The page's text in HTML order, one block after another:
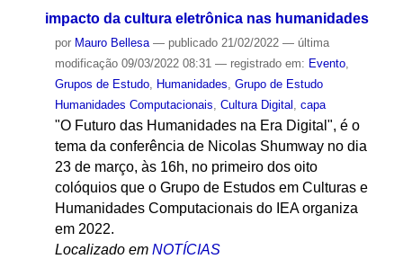
impacto da cultura eletrônica nas humanidades
por Mauro Bellesa — publicado21/02/2022 — última
modificação09/03/2022 08:31 — registrado em: Evento,
Grupos de Estudo, Humanidades, Grupo de Estudo
Humanidades Computacionais, Cultura Digital , capa
"O Futuro das Humanidades na Era Digital", é o
tema da conferência de Nicolas Shumway no dia
23 de março, às 16h, no primeiro dos oito
colóquios que o Grupo de Estudos em Culturas e
Humanidades Computacionais do IEA organiza
em 2022.
Localizado em NOTÍCIAS